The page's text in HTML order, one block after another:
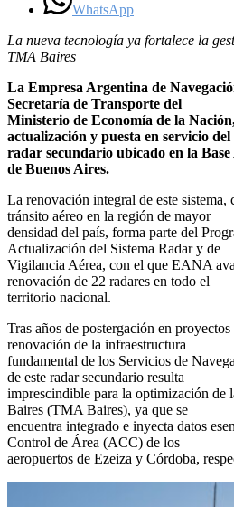
WhatsApp
La nueva tecnología ya fortalece la
TMA Baires
La Empresa Argentina de
Secretaría de Transporte del
Ministerio de Economía de la
actualización y puesta en servicio del
radar secundario ubicado en la
de Buenos Aires.
La renovación integral de este sistema,
tránsito aéreo en la región de mayor
densidad del país, forma parte del
Actualización del Sistema Radar y de
Vigilancia Aérea, con el que EANA
renovación de 22 radares en todo el
territorio nacional.
Tras años de postergación en
renovación de la infraestructura
fundamental de los Servicios de
de este radar secundario resulta
imprescindible para la optimización de
Baires (TMA Baires), ya que se
encuentra integrado e inyecta datos
Control de Área (ACC) de los
aeropuertos de Ezeiza y Córdoba,